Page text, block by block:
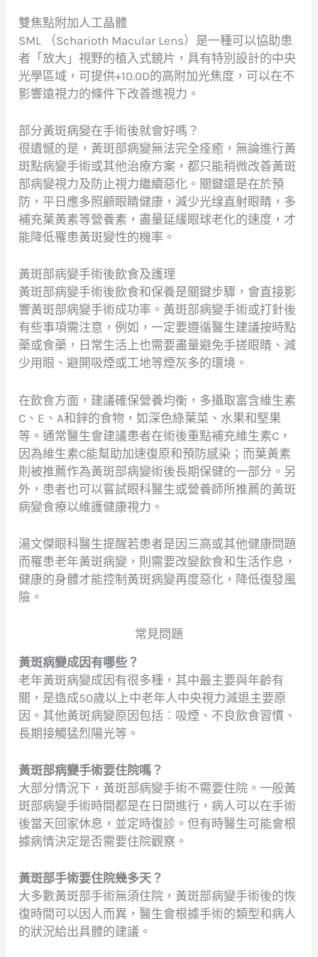
雙焦點附加人工晶體
SML （Scharioth Macular Lens）是一種可以協助患
者「放大」視野的植入式鏡片，具有特別設計的中央
光學區域，可提供+10.0D的高附加光焦度，可以在不
影響遠視力的條件下改善進視力。
部分黃斑病變在手術後就會好嗎？
很遺憾的是，黃斑部病變無法完全痊癒，無論進行黃
斑點病變手術或其他治療方案，都只能稍微改善黃斑
部病變視力及防止視力繼續惡化。關鍵還是在於預
防，平日應多照顧眼睛健康，減少光缐直射眼睛，多
補充葉黃素等營養素，盡量延緩眼球老化的速度，才
能降低罹患黃斑變性的機率。
黃斑部病變手術後飲食及護理
黃斑部病變手術後飲食和保養是關鍵步驟，會直接影
響黃斑部病變手術成功率。黃斑部病變手術或打針後
有些事項需注意，例如，一定要遵循醫生建議按時點
藥或食藥，日常生活上也需要盡量避免手搓眼睛、減
少用眼、避開吸煙或工地等煙灰多的環境。
在飲食方面，建議確保營養均衡，多攝取富含維生素
C、E、A和鋅的食物，如深色綠葉菜、水果和堅果
等。通常醫生會建議患者在術後重點補充維生素C，
因為維生素C能幫助加速復原和預防感染；而葉黃素
則被推薦作為黃斑部病變術後長期保健的一部分。另
外，患者也可以嘗試眼科醫生或營養師所推薦的黃斑
病變食療以維護健康視力。
湯文傑眼科醫生提醒若患者是因三高或其他健康問題
而罹患老年黃斑病變，則需要改變飲食和生活作息，
健康的身體才能控制黃斑病變再度惡化，降低復發風
險。
常見問題
黃斑病變成因有哪些？
老年黃斑病變成因有很多種，其中最主要與年齡有
關，是造成50歲以上中老年人中央視力減退主要原
因。其他黃斑病變原因包括︰吸煙、不良飲食習慣、
長期接觸猛烈陽光等。
黃斑部病變手術要住院嗎？
大部分情況下，黃斑部病變手術不需要住院。一般黃
斑部病變手術時間都是在日間進行，病人可以在手術
後當天回家休息，並定時復診。但有時醫生可能會根
據病情決定是否需要住院觀察。
黃斑部手術要住院幾多天？
大多數黃斑部手術無須住院，黃斑部病變手術後的恢
復時間可以因人而異，醫生會根據手術的類型和病人
的狀況給出具體的建議。